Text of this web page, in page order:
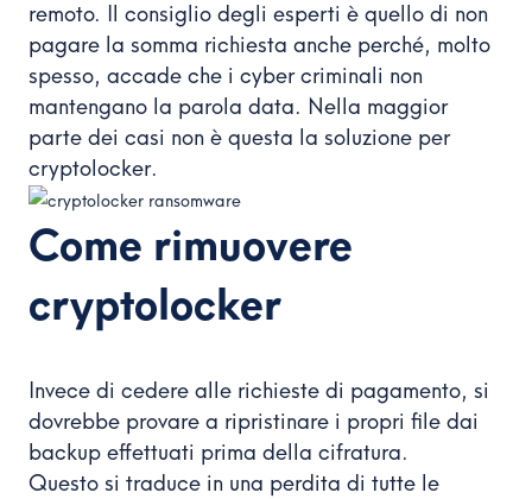
remoto. Il consiglio degli esperti è quello di non
pagare la somma richiesta anche perché, molto
spesso, accade che i cyber criminali non
mantengano la parola data. Nella maggior
parte dei casi non è questa la soluzione per
cryptolocker.
Come rimuovere
cryptolocker
Invece di cedere alle richieste di pagamento, si
dovrebbe provare a ripristinare i propri file dai
backup effettuati prima della cifratura.
Questo si traduce in una perdita di tutte le